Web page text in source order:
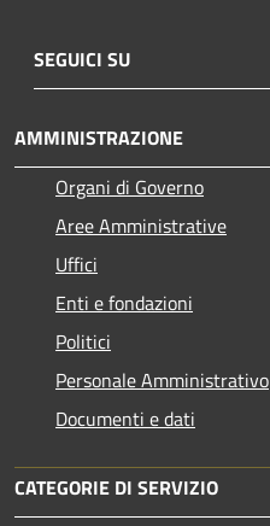
SEGUICI SU
AMMINISTRAZIONE
Organi di Governo
Aree Amministrative
Uffici
Enti e fondazioni
Politici
Personale Amministrativo
Documenti e dati
CATEGORIE DI SERVIZIO